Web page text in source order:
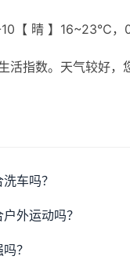
【 晴 】16~23℃，
活指数。天气较好，
车吗？
外运动吗？
？